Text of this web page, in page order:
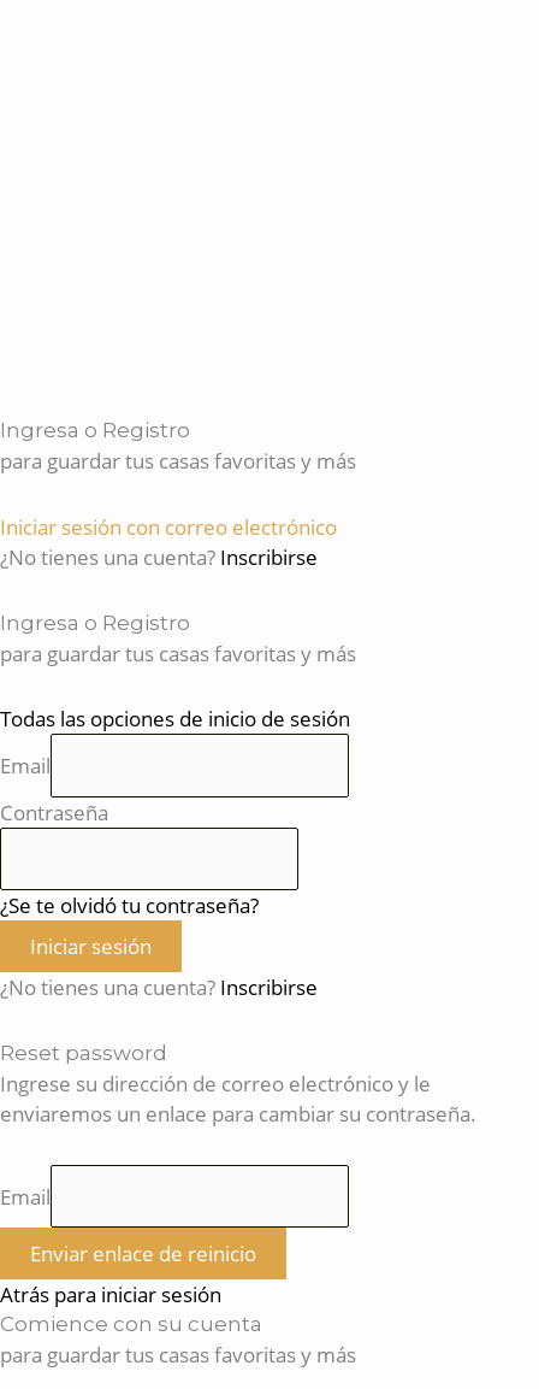
Ingresa o Registro
para guardar tus casas favoritas y más
Iniciar sesión con correo electrónico
¿No tienes una cuenta? Inscribirse
Ingresa o Registro
para guardar tus casas favoritas y más
Todas las opciones de inicio de sesión
Email
Contraseña
¿Se te olvidó tu contraseña?
Iniciar sesión
¿No tienes una cuenta? Inscribirse
Reset password
Ingrese su dirección de correo electrónico y le
enviaremos un enlace para cambiar su contraseña.
Email
Enviar enlace de reinicio
Atrás para iniciar sesión
Comience con su cuenta
para guardar tus casas favoritas y más